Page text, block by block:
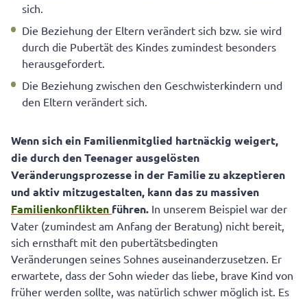
sich.
Die Beziehung der Eltern verändert sich bzw. sie wird
durch die Pubertät des Kindes zumindest besonders
herausgefordert.
Die Beziehung zwischen den Geschwisterkindern und
den Eltern verändert sich.
Wenn sich ein Familienmitglied hartnäckig weigert,
die durch den Teenager ausgelösten
Veränderungsprozesse in der Familie zu akzeptieren
und aktiv mitzugestalten, kann das zu massiven
Familienkonflikten führen. In unserem Beispiel war der
Vater (zumindest am Anfang der Beratung) nicht bereit,
sich ernsthaft mit den pubertätsbedingten
Veränderungen seines Sohnes auseinanderzusetzen. Er
erwartete, dass der Sohn wieder das liebe, brave Kind von
früher werden sollte, was natürlich schwer möglich ist. Es